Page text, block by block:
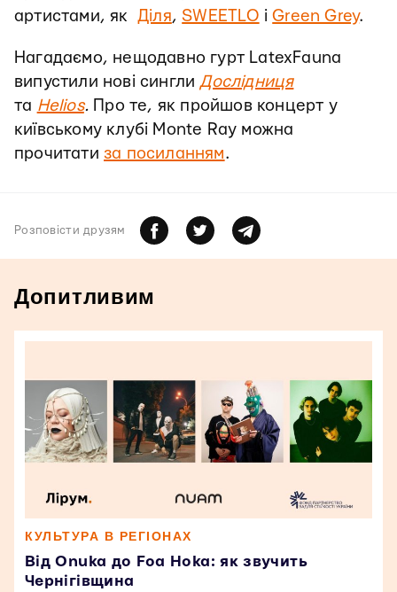
артистами, як Діля, SWEETLO іGreen Grey.
Нагадаємо, нещодавно гурт LatexFauna
випустили нові синглиДослідниця
та Helios.
Про те, як пройшов концерт у
київському клубі Monte Ray можна
прочитати за посиланням.
Розповiсти друзям
Допитливим
КУЛЬТУРА В РЕГІОНАХ
Від Onuka до Foa Hoka: як звучить
Чернігівщина